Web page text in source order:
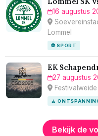
16 augustus
Lommel
⚽ SPORT
EK
27 augustus
🧘
Bekijk de